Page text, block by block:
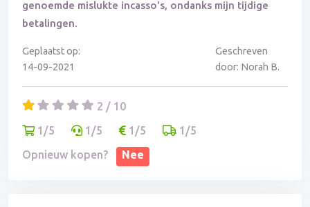
genoemde mislukte incasso's, ondanks mijn tijdige
betalingen.
Geplaatst op:
14-09-2021
Geschreven
door: Norah B.
2 / 10
1/5
1/5 1/5
1/5
Opnieuw kopen?
Nee